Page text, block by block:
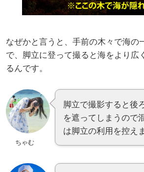
なぜかと言うと、手前の木々で海の
で、脚立に登って撮ると海をより広
るんです。
ちゃむ
脚立で撮影すると後
を遮ってしまうので
は脚立の利用を控え